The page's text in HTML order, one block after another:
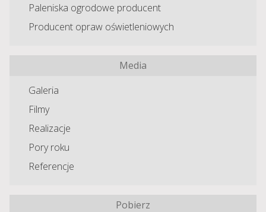
Paleniska ogrodowe producent
Producent opraw oświetleniowych
Media
Galeria
Filmy
Realizacje
Pory roku
Referencje
Pobierz